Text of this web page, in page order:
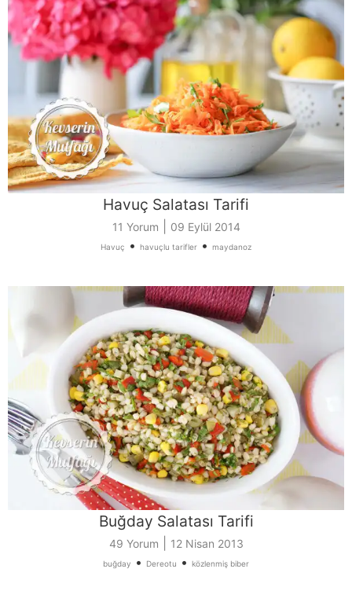
Havuç Salatası Tarifi
11 Yorum 09 Eylül 2014
Havuç • havuçlu tarifler • maydanoz
Buğday Salatası Tarifi
49 Yorum 12 Nisan 2013
buğday • Dereotu • közlenmiş biber